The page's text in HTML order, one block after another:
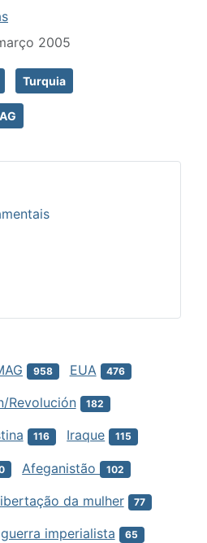
2005
Turquia
958 EUA 476
Revolución 182
116 Iraque 115
Afeganistão 102
da mulher 77
imperialista 65